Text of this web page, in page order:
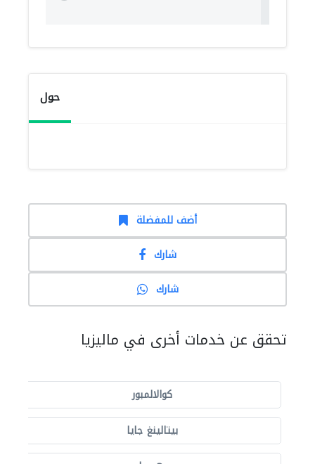
حول
أضف للمفضلة
شارك
شارك
تحقق عن خدمات أخرى في ماليزيا
كوالالمبور
بيتالينغ جايا